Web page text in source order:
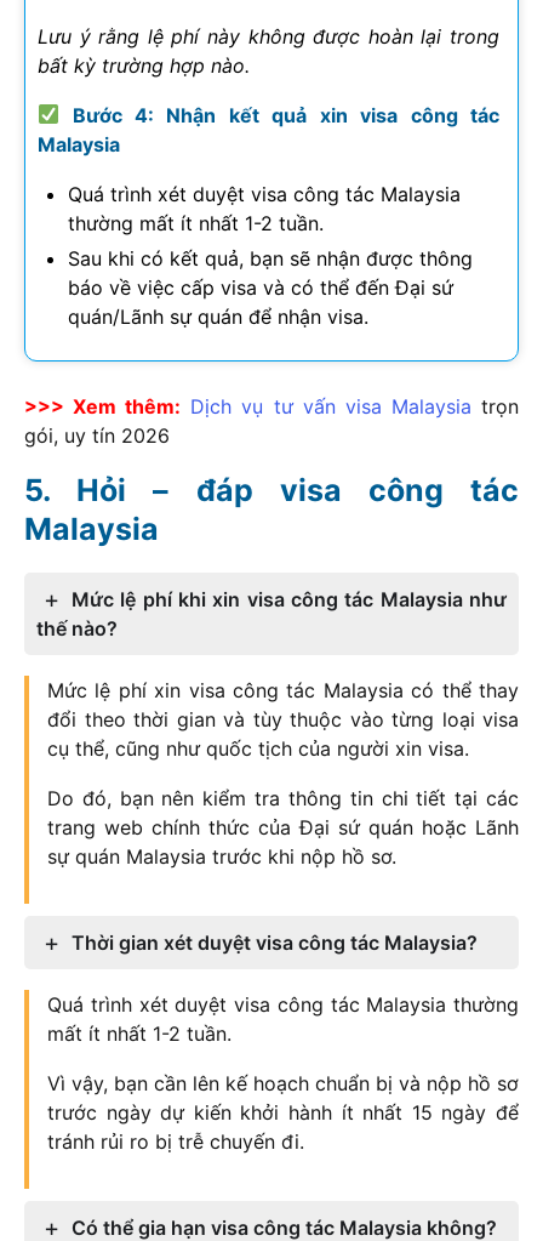
Lưu ý rằng lệ phí này không được hoàn lại trong
bất kỳ trường hợp nào.
Bước 4: Nhận kết quả xin visa công tác
Malaysia
Quá trình xét duyệt visa công tác Malaysia
thường mất ít nhất 1-2 tuần.
Sau khi có kết quả, bạn sẽ nhận được thông
báo về việc cấp visa và có thể đến Đại sứ
quán/Lãnh sự quán để nhận visa.
>>> Xem thêm: Dịch vụ tư vấn visa Malaysia trọn
gói, uy tín 2026
Hỏi – đáp visa công tác
Malaysia
Mức lệ phí khi xin visa công tác Malaysia như
thế nào?
Mức lệ phí xin visa công tác Malaysia có thể thay
đổi theo thời gian và tùy thuộc vào từng loại visa
cụ thể, cũng như quốc tịch của người xin visa.
Do đó, bạn nên kiểm tra thông tin chi tiết tại các
trang web chính thức của Đại sứ quán hoặc Lãnh
sự quán Malaysia trước khi nộp hồ sơ.
Thời gian xét duyệt visa công tác Malaysia?
Quá trình xét duyệt visa công tác Malaysia thường
mất ít nhất 1-2 tuần.
Vì vậy, bạn cần lên kế hoạch chuẩn bị và nộp hồ sơ
trước ngày dự kiến khởi hành ít nhất 15 ngày để
tránh rủi ro bị trễ chuyến đi.
Có thể gia hạn visa công tác Malaysia không?